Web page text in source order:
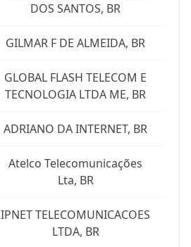
DOS SANTOS, BR
GILMAR F DE ALMEIDA, BR
GLOBAL FLASH TELECOM E
TECNOLOGIA LTDA ME, BR
ADRIANO DA INTERNET, BR
Atelco Telecomunicações
Lta, BR
IPNET TELECOMUNICACOES
LTDA, BR